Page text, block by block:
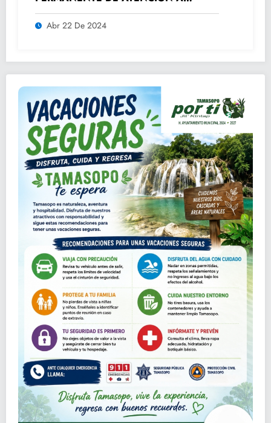
ADULTOS MAYORES.
Abr 22 De 2024